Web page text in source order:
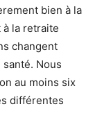
bien à la
à la retraite
changent
Nous
au moins six
différentes